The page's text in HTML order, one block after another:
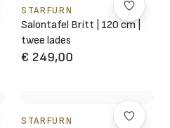
STARFURN
Salontafel Britt | 120 cm |
twee lades
€ 249,00
STARFURN